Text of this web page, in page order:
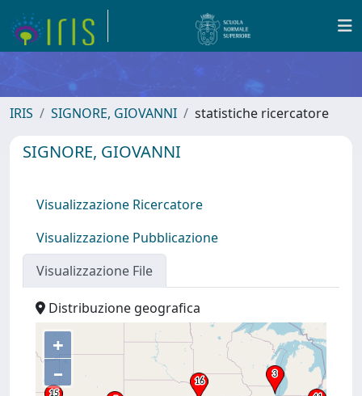
IRIS SIGNORE, GIOVANNI statistiche ricercatore
SIGNORE, GIOVANNI
Visualizzazione Ricercatore
Visualizzazione Pubblicazione
Visualizzazione File
Distribuzione geografica
+
–